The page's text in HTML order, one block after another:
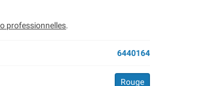
professionnelles.
6440164
Rouge